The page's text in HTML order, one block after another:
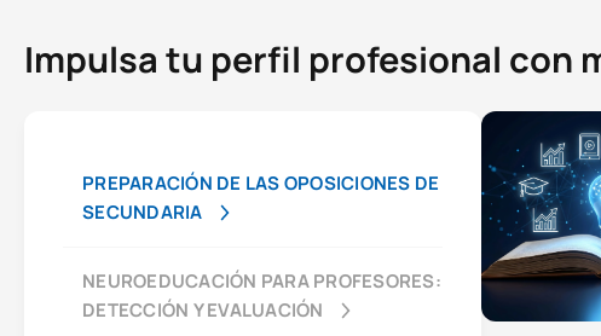
Impulsa tu perfil profesional con
PREPARACIÓN DE LAS OPOSICIONES DE
SECUNDARIA
NEUROEDUCACIÓN PARA PROFESORES:
DETECCIÓN Y EVALUACIÓN